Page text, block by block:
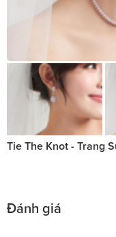
Tie The Knot - Trang
Đánh giá